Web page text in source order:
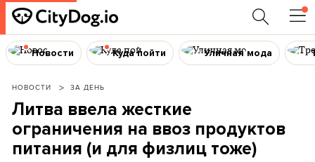
Новости Куда пойти Уличная мода
НОВОСТИ ЗА ДЕНЬ
Литва ввела жесткие
ограничения на ввоз продуктов
питания (и для физлиц тоже)